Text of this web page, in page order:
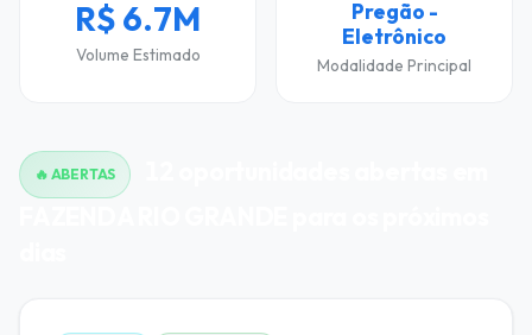
R$ 6.7M
Volume Estimado
Pregão -
Eletrônico
Modalidade Principal
🔥 ABERTAS